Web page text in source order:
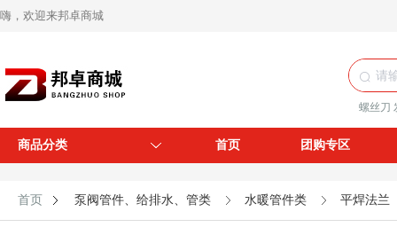
嗨，欢迎来邦卓商城
螺丝刀
商品分类 首页 团购专区
首页 泵阀管件、给排水、管类 水暖管件类 平焊法兰